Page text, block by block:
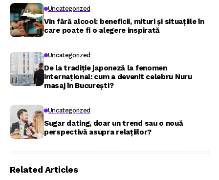
Uncategorized
Vin fără alcool: beneficii, mituri și situațiile în
care poate fi o alegere inspirată
Uncategorized
De la tradiție japoneză la fenomen
internațional: cum a devenit celebru Nuru
masaj în București?
Uncategorized
Sugar dating, doar un trend sau o nouă
perspectivă asupra relațiilor?
Related Articles